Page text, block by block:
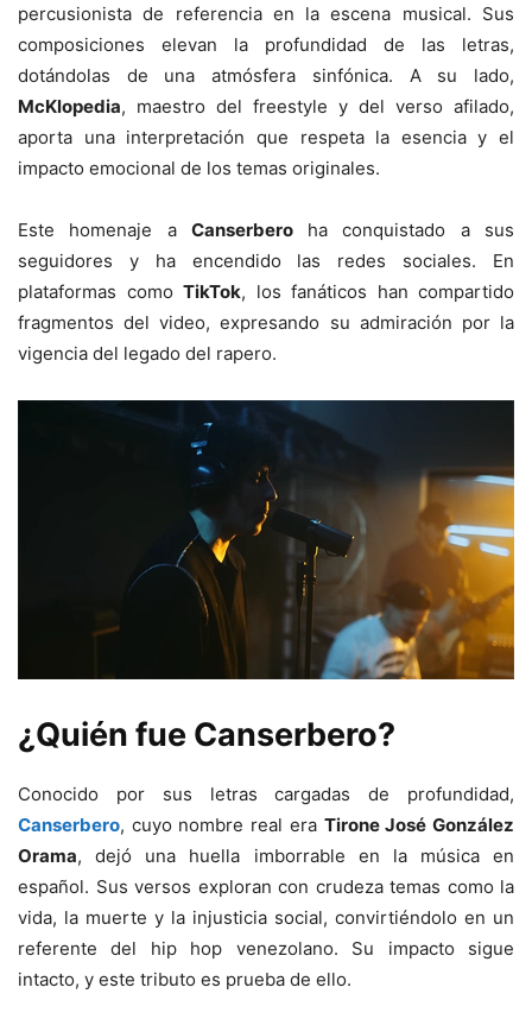
percusionista de referencia en la escena musical. Sus
composiciones elevan la profundidad de las letras,
dotándolas de una atmósfera sinfónica. A su lado,
McKlopedia, maestro del freestyle y del verso afilado,
aporta una interpretación que respeta la esencia y el
impacto emocional de los temas originales.
Este homenaje a Canserberoha conquistado a sus
seguidores y ha encendido las redes sociales. En
plataformas como TikTok, los fanáticos han compartido
fragmentos del video, expresando su admiración por la
vigencia del legado del rapero.
¿Quién fue Canserbero?
Conocido por sus letras cargadas de profundidad,
Canserbero, cuyo nombre real era Tirone José González
Orama, dejó una huella imborrable en la música en
español. Sus versos exploran con crudeza temas como la
vida, la muerte y la injusticia social, convirtiéndolo en un
referente del hip hop venezolano. Su impacto sigue
intacto, y este tributo es prueba de ello.